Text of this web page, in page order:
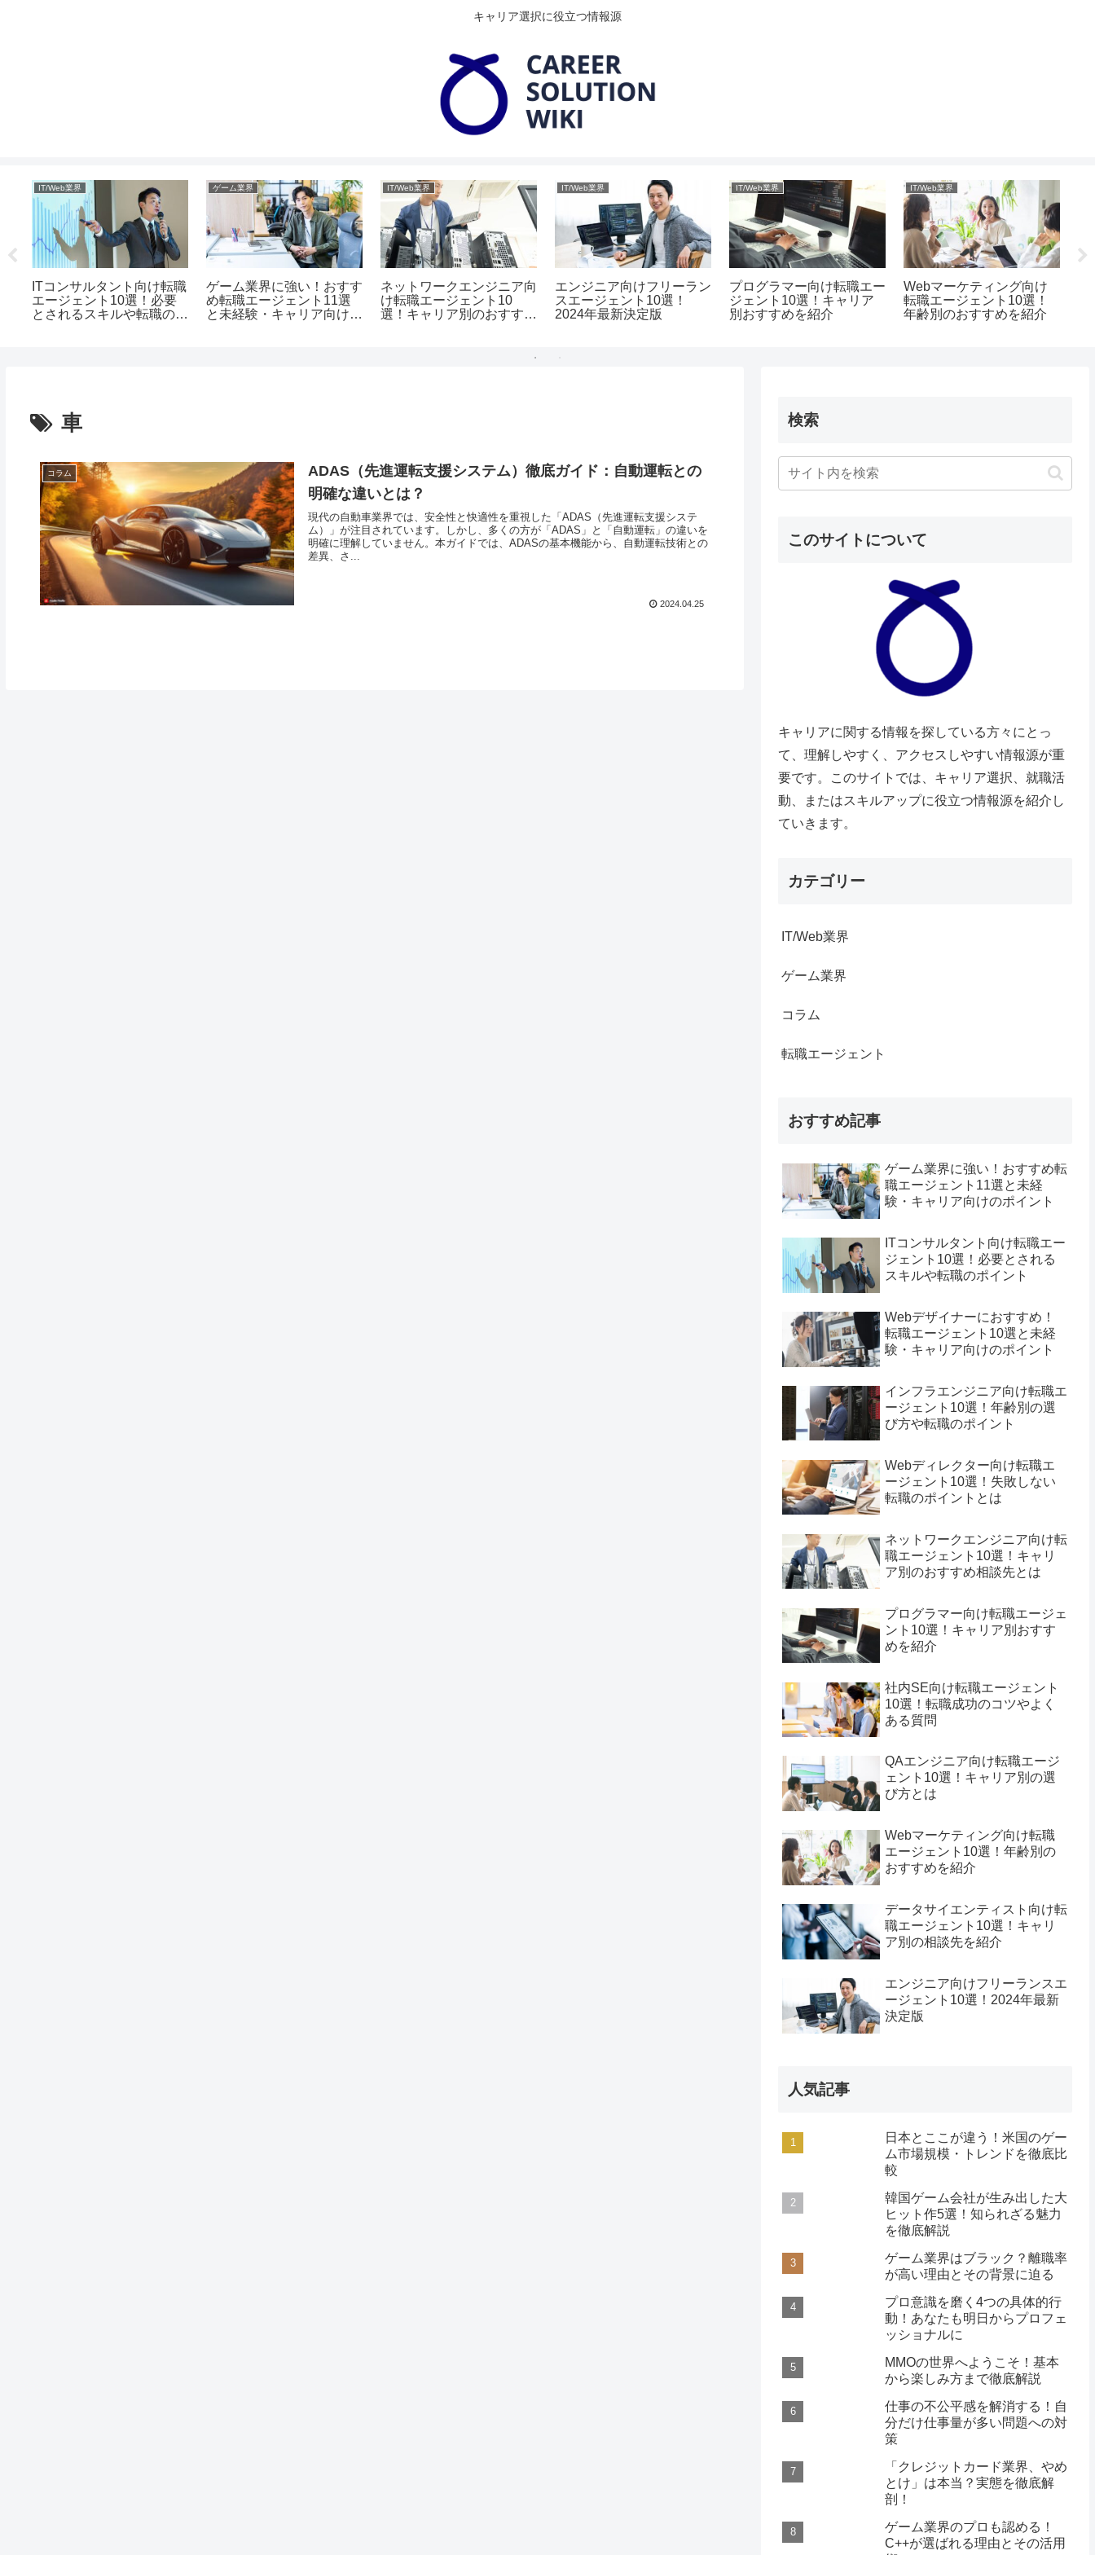
キャリア選択に役立つ情報源
IT/Web業界
ITコンサルタント向け転職
エージェント10選！必要
とされるスキルや転職のポ
ゲーム業界
ゲーム業界に強い！おすす
め転職エージェント11選
と未経験・キャリア向けの
IT/Web業界
ネットワークエンジニア向
け転職エージェント10
選！キャリア別のおすすめ
IT/Web業界
エンジニア向けフリーラン
スエージェント10選！
2024年最新決定版
IT/Web業界
プログラマー向け転職エー
ジェント10選！キャリア
別おすすめを紹介
IT/Web業界
Webマーケティング向け
転職エージェント10選！
年齢別のおすすめを紹介
車
コラム
ADAS（先進運転支援システム）徹底ガイド：自動運転との
明確な違いとは？
現代の自動車業界では、安全性と快適性を重視した「ADAS（先進運転支援システ
ム）」が注目されています。しかし、多くの方が「ADAS」と「自動運転」の違いを
明確に理解していません。本ガイドでは、ADASの基本機能から、自動運転技術との
差異、さ...
2024.04.25
検索
このサイトについて
キャリアに関する情報を探している方々にとっ
て、理解しやすく、アクセスしやすい情報源が重
要です。このサイトでは、キャリア選択、就職活
動、またはスキルアップに役立つ情報源を紹介し
ていきます。
カテゴリー
IT/Web業界
ゲーム業界
コラム
転職エージェント
おすすめ記事
ゲーム業界に強い！おすすめ転
職エージェント11選と未経
験・キャリア向けのポイント
ITコンサルタント向け転職エー
ジェント10選！必要とされる
スキルや転職のポイント
Webデザイナーにおすすめ！
転職エージェント10選と未経
験・キャリア向けのポイント
インフラエンジニア向け転職エ
ージェント10選！年齢別の選
び方や転職のポイント
Webディレクター向け転職エ
ージェント10選！失敗しない
転職のポイントとは
ネットワークエンジニア向け転
職エージェント10選！キャリ
ア別のおすすめ相談先とは
プログラマー向け転職エージェ
ント10選！キャリア別おすす
めを紹介
社内SE向け転職エージェント
10選！転職成功のコツやよく
ある質問
QAエンジニア向け転職エージ
ェント10選！キャリア別の選
び方とは
Webマーケティング向け転職
エージェント10選！年齢別の
おすすめを紹介
データサイエンティスト向け転
職エージェント10選！キャリ
ア別の相談先を紹介
エンジニア向けフリーランスエ
ージェント10選！2024年最新
決定版
人気記事
日本とここが違う！米国のゲー
ム市場規模・トレンドを徹底比
較
韓国ゲーム会社が生み出した大
ヒット作5選！知られざる魅力
を徹底解説
ゲーム業界はブラック？離職率
が高い理由とその背景に迫る
プロ意識を磨く4つの具体的行
動！あなたも明日からプロフェ
ッショナルに
MMOの世界へようこそ！基本
から楽しみ方まで徹底解説
仕事の不公平感を解消する！自
分だけ仕事量が多い問題への対
策
「クレジットカード業界、やめ
とけ」は本当？実態を徹底解
剖！
ゲーム業界のプロも認める！
C++が選ばれる理由とその活用